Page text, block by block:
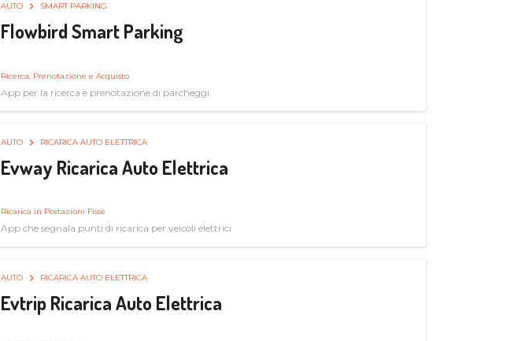
AUTO SMART PARKING
Flowbird Smart Parking
Ricerca, Prenotazione e Acquisto
App per la ricerca e prenotazione di parcheggi
AUTO RICARICA AUTO ELETTRICA
Evway Ricarica Auto Elettrica
Ricarica in Postazioni Fisse
App che segnala punti di ricarica per veicoli elettrici
AUTO RICARICA AUTO ELETTRICA
Evtrip Ricarica Auto Elettrica